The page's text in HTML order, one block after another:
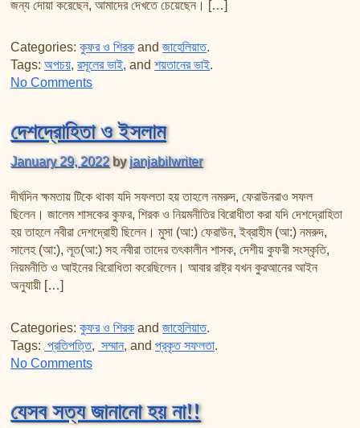
জন্য দোয়া করেছেন, আমাদের দেখতে চেয়েছেন। […]
Categories: কুফর ও শিরক andজাহেলিয়াত.
Tags: অপচয়,রসূলের ভাই, andশয়তানের ভাই.
No Commentson রসূলের ভাই ও শয়তানের ভাই
দেশদ্রোহিতা ও ইসলাম
January 29, 2022 byjanjabilwriter
দীর্ঘদিন ক্ষমতায় টিকে থাকা যদি সফলতা হয় তাহলে নমরুদ, ফেরাউনরাও সফল
ছিলেন। জালেম শাসকের কুফর, শিরক ও নিয়মনীতির বিরোধীতা করা যদি দেশদ্রোহিতা
হয় তাহলে নবীরা দেশদ্রোহী ছিলেন। মুসা (আ:) ফেরাউন, ইব্রাহীম (আ:) নমরুদ,
সালেহ (আ:), লূত(আ:) সহ নবীরা তাদের তৎকালীন শাসক, দেশীয় কুফরী সংস্কৃতি,
নিয়মনীতি ও আইনের বিরোধিতা করেছিলেন। আবার রাষ্ট্র যখন কুরআনের আইন
অনুযায়ী […]
Categories: কুফর ও শিরক andজাহেলিয়াত.
Tags: প্রতিপত্তি, সম্মান, andপ্রকৃত সফলতা.
No Commentson দেশদ্রোহিতা ও ইসলাম
যেসব সত্য জানানো হয় না!!